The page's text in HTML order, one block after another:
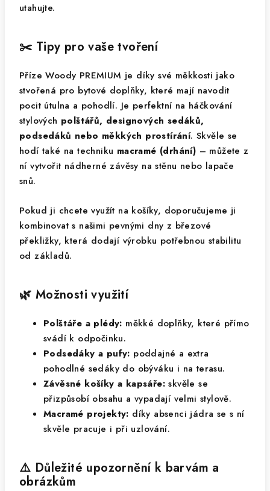
utahujte.
✂️ Tipy pro vaše tvoření
Příze Woody PREMIUM je díky své měkkosti jako
stvořená pro bytové doplňky, které mají navodit
pocit útulna a pohodlí. Je perfektní na háčkování
stylových polštářů, designových sedáků,
podsedáků nebo měkkých prostírání. Skvěle se
hodí také na techniku macramé (drhání) – můžete z
ní vytvořit nádherné závěsy na stěnu nebo lapače
snů.
Pokud ji chcete využít na košíky, doporučujeme ji
kombinovat s našimi pevnými dny z březové
překližky, která dodají výrobku potřebnou stabilitu
od základů.
🌿 Možnosti využití
Polštáře a plédy: měkké doplňky, které přímo
svádí k odpočinku.
Podsedáky a pufy: poddajné a extra
pohodlné sedáky do obýváku i na terasu.
Závěsné košíky a kapsáře: skvěle se
přizpůsobí obsahu a vypadají velmi stylově.
Macramé projekty: díky absenci jádra se s ní
skvěle pracuje i při uzlování.
⚠️ Důležité upozornění k barvám a
obrázkům